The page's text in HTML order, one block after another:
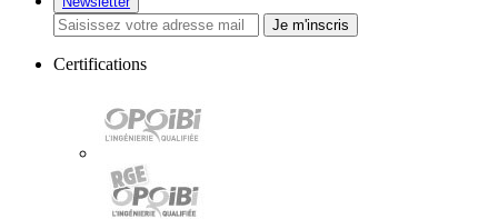
Je m'inscris
Certifications